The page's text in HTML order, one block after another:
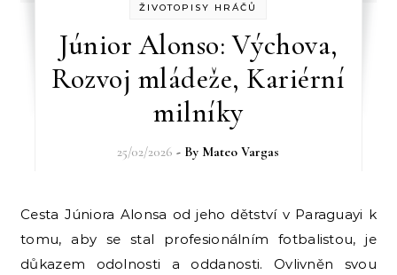
ŽIVOTOPISY HRÁČŮ
Júnior Alonso: Výchova,
Rozvoj mládeže, Kariérní
milníky
25/02/2026 - By Mateo Vargas
Cesta Júniora Alonsa od jeho dětství v Paraguayi k
tomu, aby se stal profesionálním fotbalistou, je
důkazem odolnosti a oddanosti. Ovlivněn svou